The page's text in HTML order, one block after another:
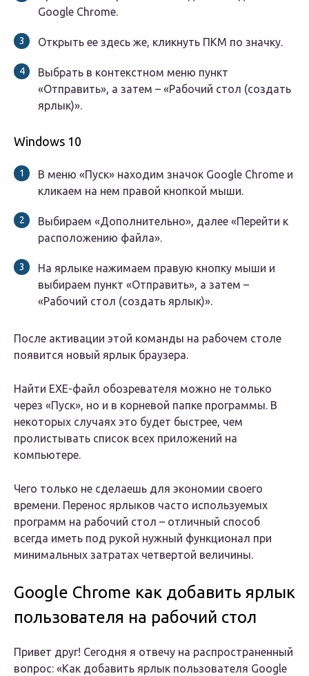
Google Chrome.
Открыть ее здесь же, кликнуть ПКМ по значку.
Выбрать в контекстном меню пункт
«Отправить», а затем – «Рабочий стол (создать
ярлык)».
Windows 10
В меню «Пуск» находим значок Google Chrome и
кликаем на нем правой кнопкой мыши.
Выбираем «Дополнительно», далее «Перейти к
расположению файла».
На ярлыке нажимаем правую кнопку мыши и
выбираем пункт «Отправить», а затем –
«Рабочий стол (создать ярлык)».
После активации этой команды на рабочем столе
появится новый ярлык браузера.
Найти EXE-файл обозревателя можно не только
через «Пуск», но и в корневой папке программы. В
некоторых случаях это будет быстрее, чем
пролистывать список всех приложений на
компьютере.
Чего только не сделаешь для экономии своего
времени. Перенос ярлыков часто используемых
программ на рабочий стол – отличный способ
всегда иметь под рукой нужный функционал при
минимальных затратах четвертой величины.
Google Chrome как добавить ярлык
пользователя на рабочий стол
Привет друг! Сегодня я отвечу на распространенный
вопрос: «Как добавить ярлык пользователя Google